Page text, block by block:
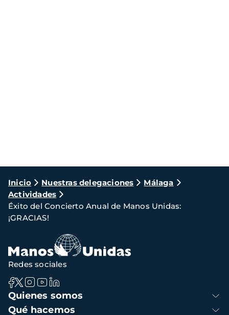
Ruta
de
navegación
Inicio Nuestras delegaciones
Málaga
Actividades
Éxito del Concierto Anual de Manos Unidas:
¡GRACIAS!
Navegación
principal
Quienes somos
Qué hacemos
Redes sociales